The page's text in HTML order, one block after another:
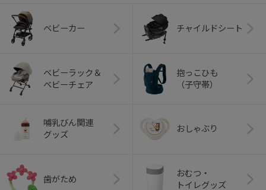
ベビーカー チャイルドシート
ベビーラック＆
ベビーチェア
抱っこひも
（子守帯）
哺乳びん関連
グッズ
おしゃぶり
歯がため
おむつ・
トイレグッズ